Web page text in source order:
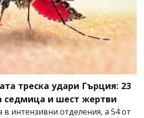
треска удари Гърция: 23
седмица и шест жертви
в интензивни отделения, а 54 от